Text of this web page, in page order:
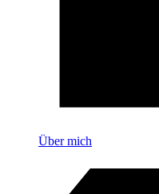
Über mich